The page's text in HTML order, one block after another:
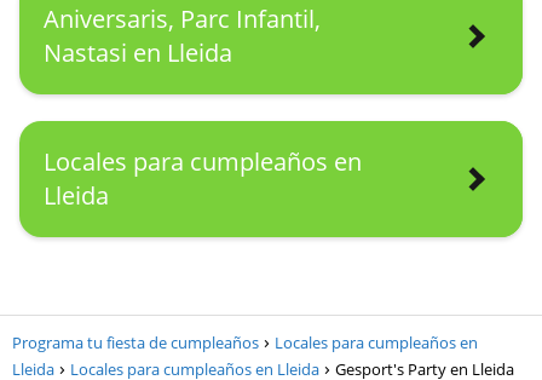
Aniversaris, Parc Infantil,
Nastasi en Lleida
Locales para cumpleaños en
Lleida
Programa tu fiesta de cumpleaños
Locales para cumpleaños en
Lleida
Locales para cumpleaños en Lleida Gesport's Party en Lleida